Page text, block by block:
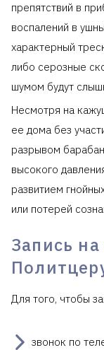
препятствий в
воспалений в
характерный
либо серозные
шумом будут
Несмотря на
ее дома без
разрывом
высокого
развитием
или потерей
Запись
Для того, чтобы
звонок по